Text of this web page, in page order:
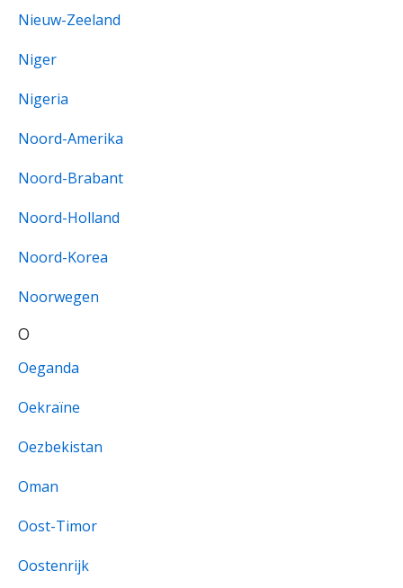
Nieuw-Zeeland
Niger
Nigeria
Noord-Amerika
Noord-Brabant
Noord-Holland
Noord-Korea
Noorwegen
O
Oeganda
Oekraïne
Oezbekistan
Oman
Oost-Timor
Oostenrijk